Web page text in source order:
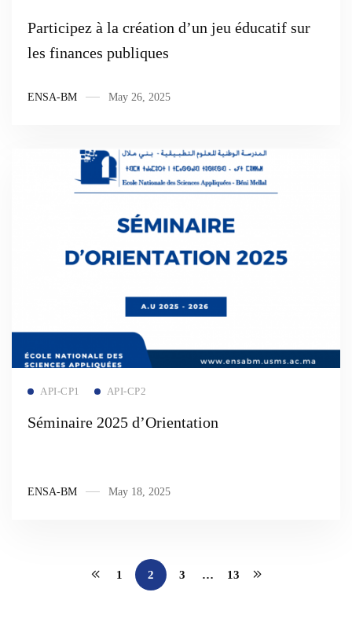
Participez à la création d’un jeu éducatif sur
les finances publiques
ENSA-BM May 26, 2025
API-CP1 API-CP2
Séminaire 2025 d’Orientation
ENSA-BM May 18, 2025
1 2 3 … 13